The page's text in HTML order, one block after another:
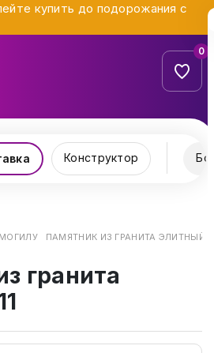
купить до подорожания с
0
Конструктор
ПАМЯТНИК ИЗ ГРАНИТА ЭЛИТНЫЙ
гранита